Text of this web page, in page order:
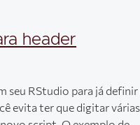
header
seu RStudio para já definir
evita ter que digitar várias